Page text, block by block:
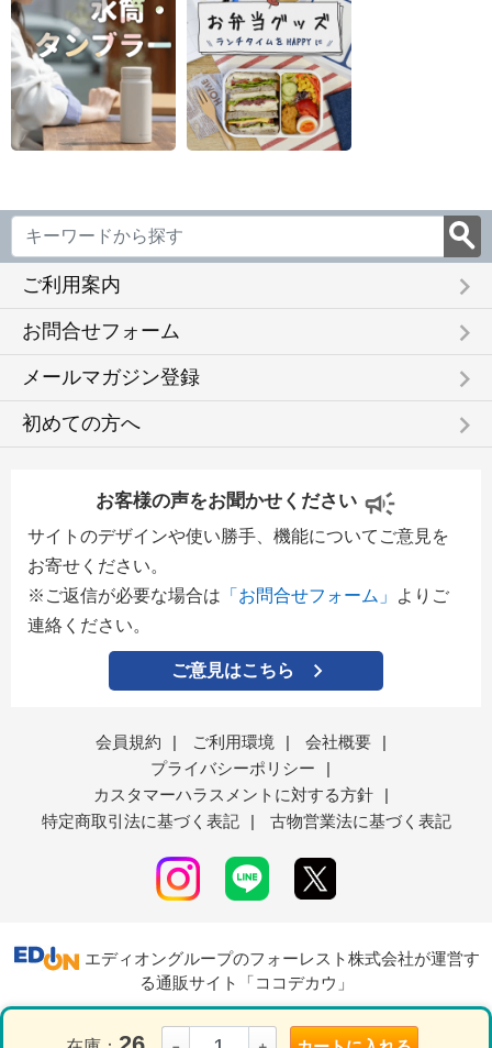
ご利用案内 keyboard_arrow_right
お問合せフォーム keyboard_arrow_right
メールマガジン登録 keyboard_arrow_right
初めての方へ keyboard_arrow_right
お客様の声をお聞かせください
サイトのデザインや使い勝手、機能についてご意見を
お寄せください。
※ご返信が必要な場合は 「お問合せフォーム」
よりご
連絡ください。
ご意見はこちら
会員規約 | ご利用環境 | 会社概要
|
プライバシーポリシー
|
カスタマーハラスメントに対する方針
|
特定商取引法に基づく表記
| 古物営業法に基づく表記
エディオングループのフォーレスト株式会社が運営す
る通販サイト「ココデカウ」